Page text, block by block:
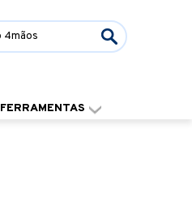
FERRAMENTAS